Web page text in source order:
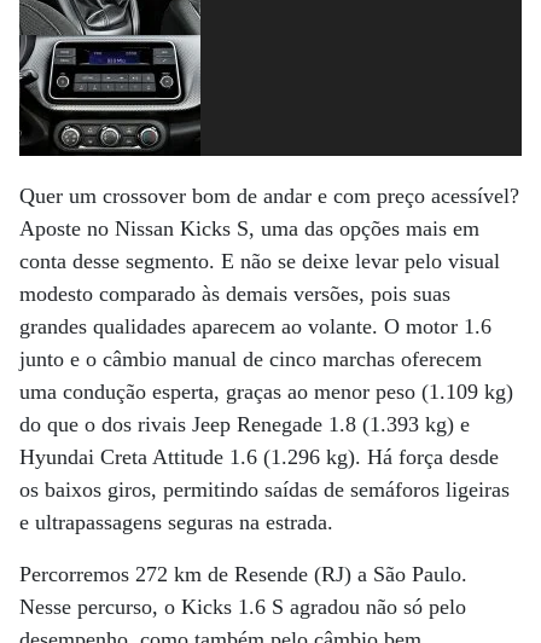
Quer um crossover bom de andar e com preço acessível?
Aposte no Nissan Kicks S, uma das opções mais em
conta desse segmento. E não se deixe levar pelo visual
modesto comparado às demais versões, pois suas
grandes qualidades aparecem ao volante. O motor 1.6
junto e o câmbio manual de cinco marchas oferecem
uma condução esperta, graças ao menor peso (1.109 kg)
do que o dos rivais Jeep Renegade 1.8 (1.393 kg) e
Hyundai Creta Attitude 1.6 (1.296 kg). Há força desde
os baixos giros, permitindo saídas de semáforos ligeiras
e ultrapassagens seguras na estrada.
Percorremos 272 km de Resende (RJ) a São Paulo.
Nesse percurso, o Kicks 1.6 S agradou não só pelo